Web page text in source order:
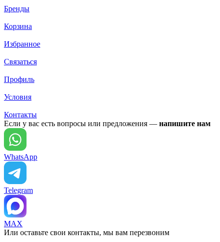
Бренды
Корзина
Избранное
Связаться
Профиль
Условия
Контакты
Если у вас есть вопросы или предложения — напишите нам
WhatsApp
Telegram
MAX
Или оставьте свои контакты, мы вам перезвоним